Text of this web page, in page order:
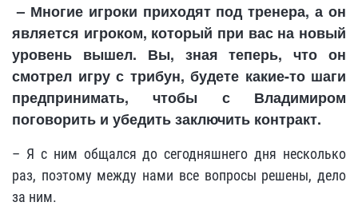
– Многие игроки приходят под тренера, а он
является игроком, который при вас на новый
уровень вышел. Вы, зная теперь, что он
смотрел игру с трибун, будете какие-то шаги
предпринимать, чтобы с Владимиром
поговорить и убедить заключить контракт.
– Я с ним общался до сегодняшнего дня несколько
раз, поэтому между нами все вопросы решены, дело
за ним.